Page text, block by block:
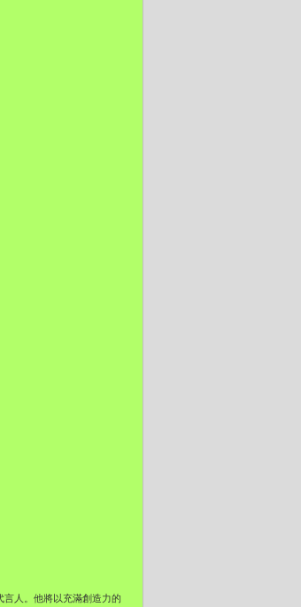
人。 他將以充滿創造力的